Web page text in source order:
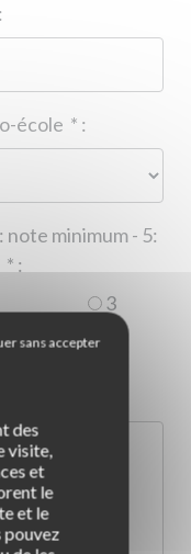
:
* :
minimum - 5:
* :
3
des
visite,
et
le
et le
pouvez